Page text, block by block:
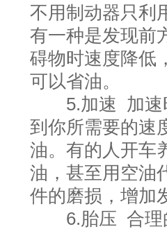
不用制动器只利
有一种是发现前
碍物时速度降低
可以省油。
5.加速 加速时
到你所需要的速
油。有的人开车
油，甚至用空油
件的磨损，增加
6.胎压 合理的